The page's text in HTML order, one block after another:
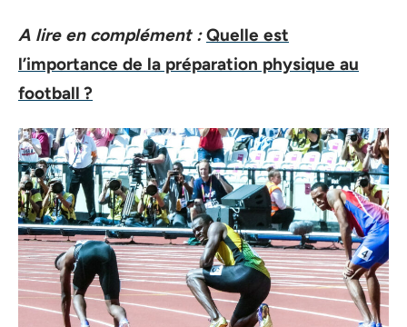
A lire en complément : Quelle est
l’importance de la préparation physique au
football ?